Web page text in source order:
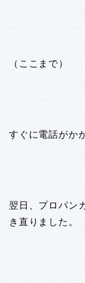
（ここまで）
すぐに電話がか
翌日、プロパン
き直りました。